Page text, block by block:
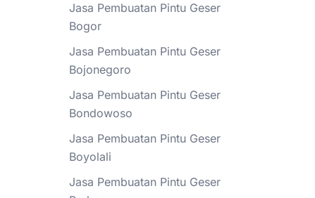
Jasa Pembuatan Pintu Geser
Bogor
Jasa Pembuatan Pintu Geser
Bojonegoro
Jasa Pembuatan Pintu Geser
Bondowoso
Jasa Pembuatan Pintu Geser
Boyolali
Jasa Pembuatan Pintu Geser